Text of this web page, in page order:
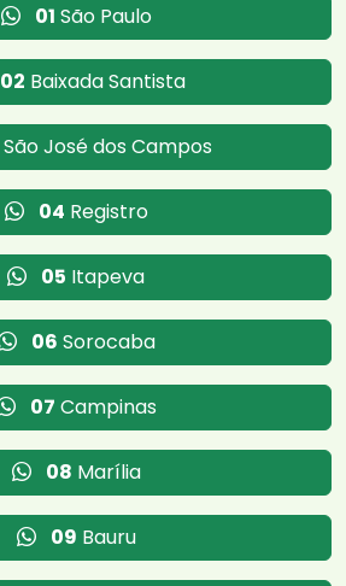
01 São Paulo
02 Baixada Santista
São José dos Campos
04 Registro
05 Itapeva
06 Sorocaba
07 Campinas
08 Marília
09 Bauru